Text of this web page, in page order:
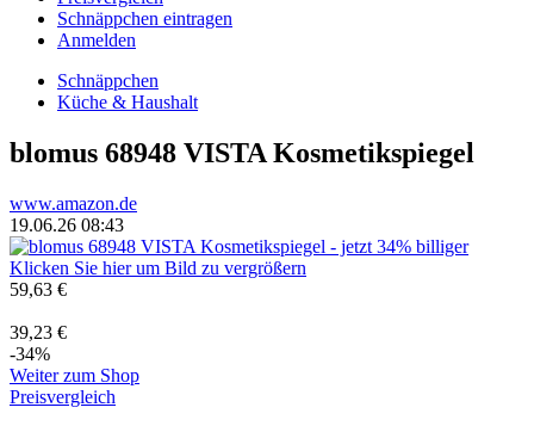
Schnäppchen eintragen
Anmelden
Schnäppchen
Küche & Haushalt
blomus 68948 VISTA Kosmetikspiegel
www.amazon.de
19.06.26 08:43
Klicken Sie hier um Bild zu vergrößern
59,63 €
39,23 €
-34%
Weiter zum Shop
Preisvergleich